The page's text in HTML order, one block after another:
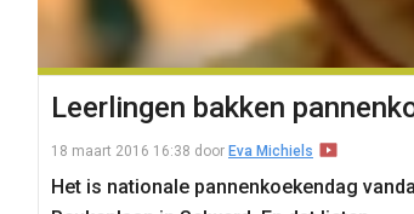
Leerlingen bakken
18 maart 2016 16:38 door Eva Michiels
Het is nationale pannenkoekendag